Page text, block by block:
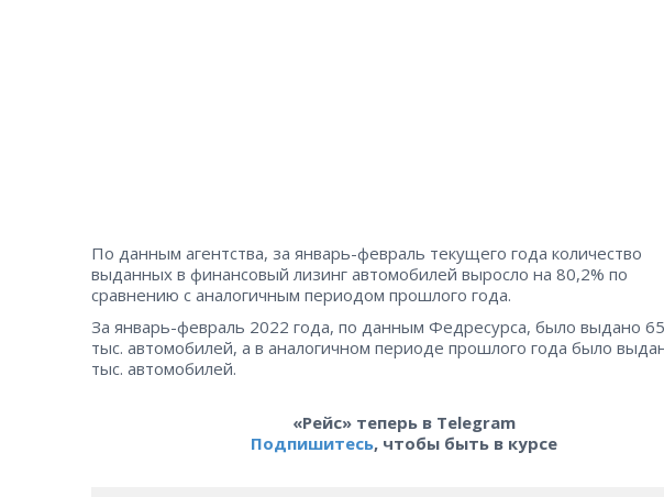
По данным агентства, за январь-февраль текущего года количество
выданных в финансовый лизинг автомобилей выросло на 80,2% по
сравнению с аналогичным периодом прошлого года.
За январь-февраль 2022 года, по данным Федресурса, было выдано
тыс. автомобилей, а в аналогичном периоде прошлого года было
тыс. автомобилей.
«Рейс» теперь в Telegram
Подпишитесь, чтобы быть в курсе